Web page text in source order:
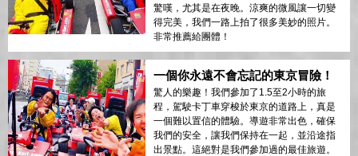
驚嘆，尤其是在夜晚。涼爽的微風讓一切變
得完美，我們一路上拍了很多美妙的照片。
非常推薦給團體！
一個你永遠不會忘記的東京冒險！
驚人的樂趣！我們參加了1.5至2小時的旅
程，駕駛卡丁車穿梭於東京的道路上，真是
一個難以置信的體驗。導遊非常出色，確保
我們的安全，讓我們保持在一起，並沿途指
出景點。這絕對是我們參加過的最佳旅遊。